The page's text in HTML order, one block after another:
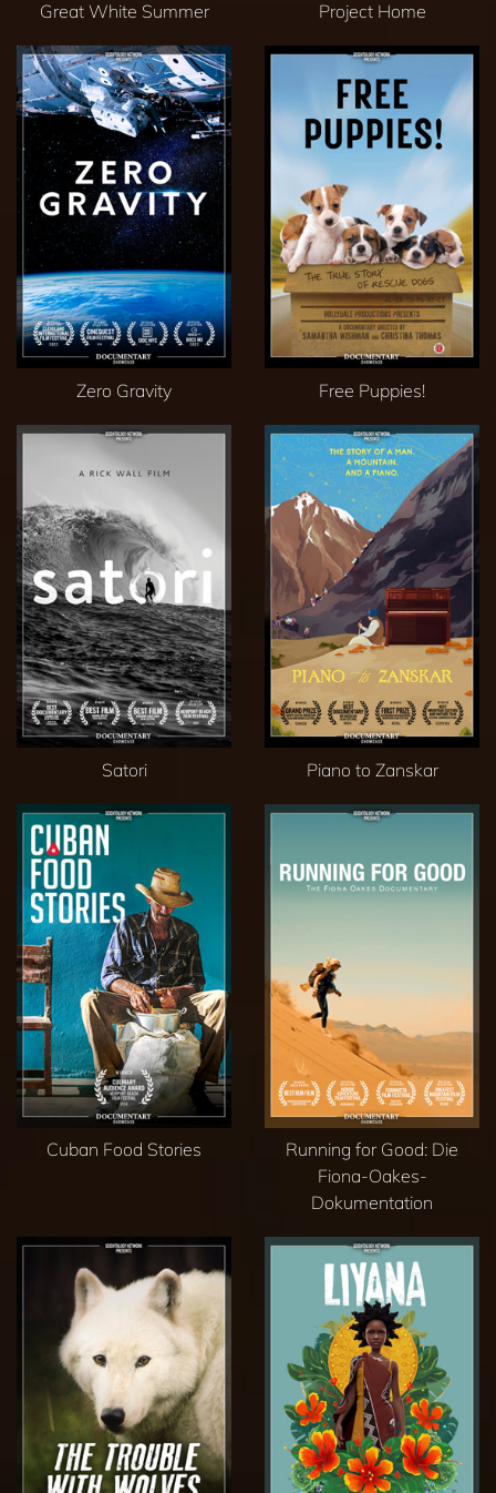
Great White Summer Project Home
Zero Gravity Free Puppies!
Satori Piano to Zanskar
Cuban Food Stories
Running for Good: Die
Fiona-Oakes-
Dokumentation